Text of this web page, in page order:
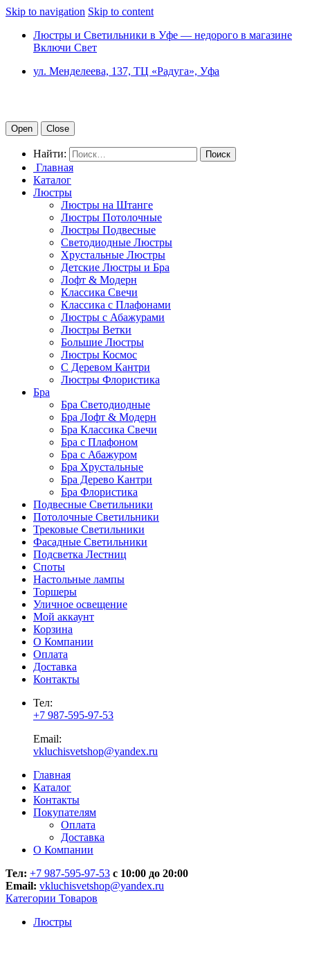
Skip to navigation Skip to content
Люстры и Светильники в Уфе — недорого в магазине
Включи Свет
ул. Менделеева, 137, ТЦ «Радуга», Уфа
Open Close
Найти:
Главная
Каталог
Люстры
Люстры на Штанге
Люстры Потолочные
Люстры Подвесные
Светодиодные Люстры
Хрустальные Люстры
Детские Люстры и Бра
Лофт & Модерн
Классика Свечи
Классика с Плафонами
Люстры с Абажурами
Люстры Ветки
Большие Люстры
Люстры Космос
С Деревом Кантри
Люстры Флористика
Бра
Бра Светодиодные
Бра Лофт & Модерн
Бра Классика Свечи
Бра с Плафоном
Бра с Абажуром
Бра Хрустальные
Бра Дерево Кантри
Бра Флористика
Подвесные Светильники
Потолочные Светильники
Трековые Светильники
Фасадные Светильники
Подсветка Лестниц
Споты
Настольные лампы
Торшеры
Уличное освещение
Мой аккаунт
Корзина
О Компании
Оплата
Доставка
Контакты
Тел:
+7 987-595-97-53
Email:
vkluchisvetshop@yandex.ru
Главная
Каталог
Контакты
Покупателям
Оплата
Доставка
О Компании
Тел: +7 987-595-97-53 с 10:00 до 20:00
Email: vkluchisvetshop@yandex.ru
Категории Товаров
Люстры